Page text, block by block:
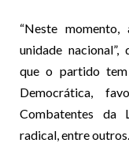
“Neste
unidade
que o partido tem
Democrática,
Combatentes da
radical, entre outros.